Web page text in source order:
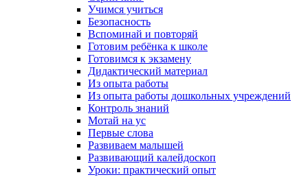
Учимся учиться
Безопасность
Вспоминай и повторяй
Готовим ребёнка к школе
Готовимся к экзамену
Дидактический материал
Из опыта работы
Из опыта работы дошкольных учреждений
Контроль знаний
Мотай на ус
Первые слова
Развиваем малышей
Развивающий калейдоскоп
Уроки: практический опыт